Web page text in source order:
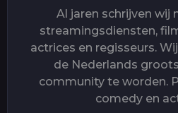
Al jaren schrijven wij
streamingsdiensten,
actrices en regisseurs.
de Nederlands
community te worden.
comedy en